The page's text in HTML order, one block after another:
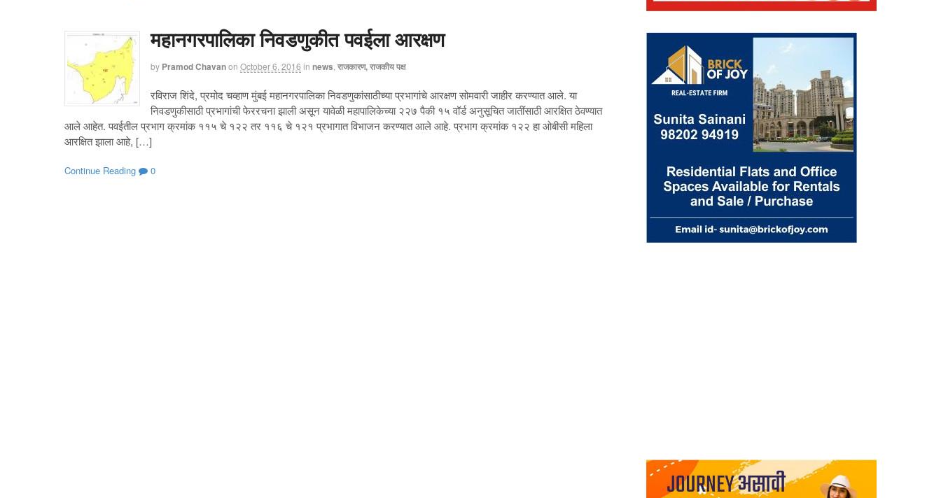
महानगरपालिका निवडणुकीत पवईला आरक्षण
by Pramod Chavanon October 6, 2016 in news राजकारण, राजकीय पक्ष
रविराज शिंदे, प्रमोद चव्हाण मुंबई महानगरपालिका निवडणुकांसाठीच्या प्रभागांचे आरक्षण सोमवारी जाहीर करण्यात आले. या
निवडणुकीसाठी प्रभागांची फेररचना झाली असून यावेळी महापालिकेच्या २२७ पैकी १५ वॉर्ड अनुसूचित जातींसाठी आरक्षित ठेवण्यात
आले आहेत. पवईतील प्रभाग क्रमांक ११५ चे १२२ तर ११६ चे १२१ प्रभागात विभाजन करण्यात आले आहे. प्रभाग क्रमांक १२२ हा ओबीसी महिला
आरक्षित झाला आहे, […]
Continue Reading 0